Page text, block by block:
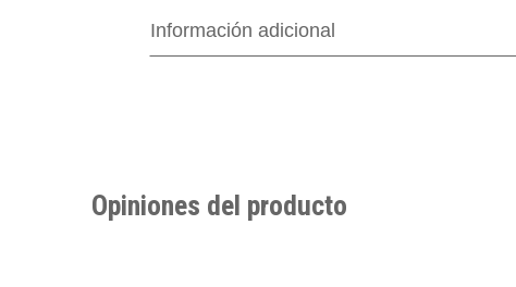
Información adicional
Opiniones del producto